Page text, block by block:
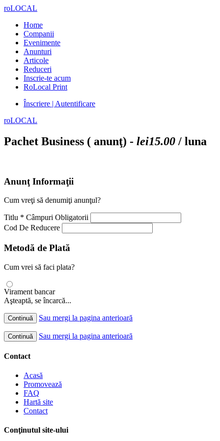
roLOCAL
Home
Companii
Evenimente
Anunturi
Articole
Reduceri
Inscrie-te acum
RoLocal Print
Înscriere | Autentificare
roLOCAL
Pachet Business ( anunţ) - lei15.00 / luna
Anunţ Informaţii
Cum vreţi să denumiţi anunţul?
Titlu * Câmpuri Obligatorii
Cod De Reducere
Metodă de Plată
Cum vrei să faci plata?
Virament bancar
Aşteaptă, se încarcă...
Continuă Sau mergi la pagina anterioară
Continuă Sau mergi la pagina anterioară
Contact
Acasă
Promovează
FAQ
Hartă site
Contact
Conţinutul site-ului